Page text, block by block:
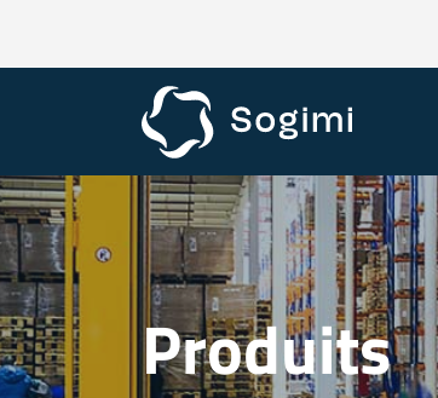
Produits